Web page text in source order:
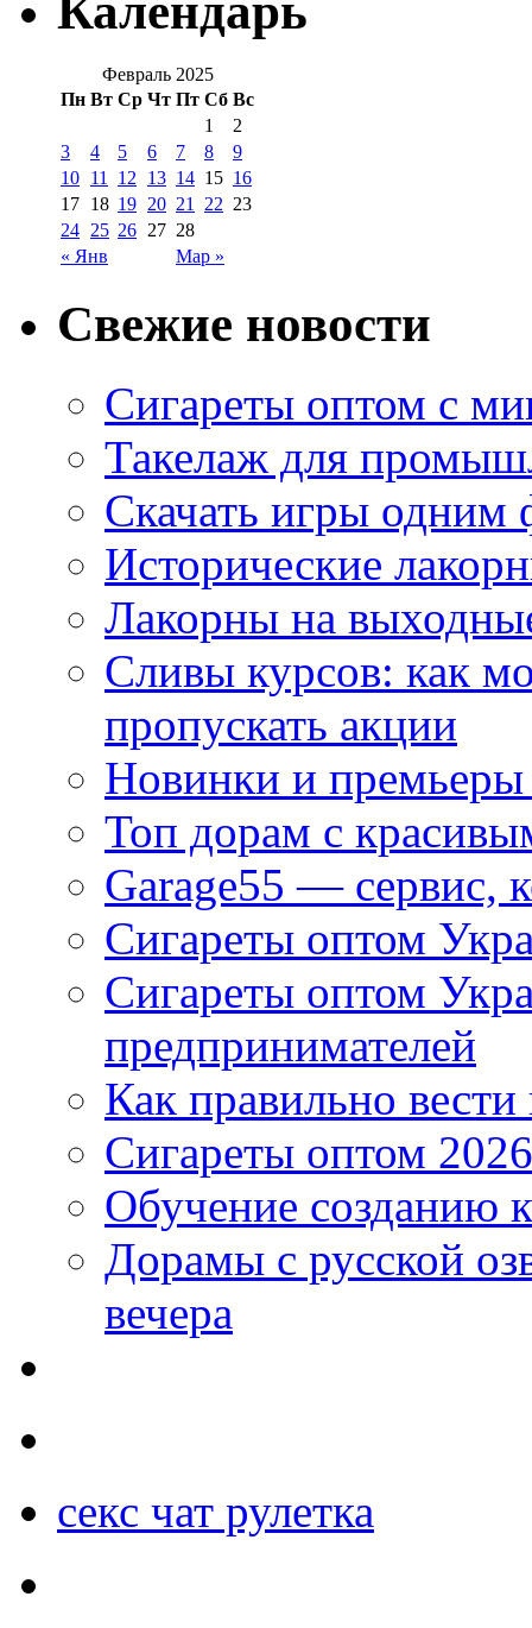
Февраль 2025
Пн Вт Ср Чт Пт Сб Вс
« Янв Мар »
1
2
3
4 5 6 7 8
9
10 11 12 13 14 15 16
17 18 19 20 21 22 23
24 25 26 27 28
Свежие новости
Сигареты оптом с
Такелаж для
Скачать игры одним
Исторические
Лакорны на
Сливы курсов: как
пропускать акции
Новинки и
Топ дорам с
Garage55 — сервис,
Сигареты оптом
Сигареты оптом
предпринимателей
Как правильно
Сигареты оптом
Обучение созданию
Дорамы с русской
вечера
секс чат рулетка